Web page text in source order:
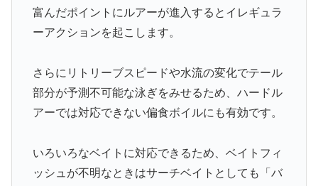
富んだポイントにルアーが進入するとイレギュラ
ーアクションを起こします。
さらにリトリーブスピードや水流の変化でテール
部分が予測不可能な泳ぎをみせるため、ハードル
アーでは対応できない偏食ボイルにも有効です。
いろいろなベイトに対応できるため、ベイトフィ
ッシュが不明なときはサーチベイトとしても「バ